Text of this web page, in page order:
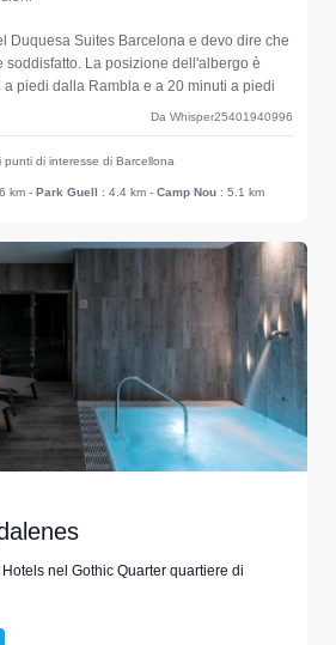
Duquesa Suites Barcelona e devo dire che
soddisfatto. La posizione dell'albergo è
piedi dalla Rambla e a 20 minuti a piedi
Da Whisper25401940996
punti di interesse di Barcellona
km - Park Guell : 4.4 km - Camp Nou : 5.1 km
nel Gothic Quarter quartiere di